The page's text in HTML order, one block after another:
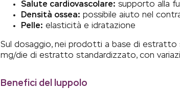
Salute cardiovascolare: supporto alla
Densità ossea: possibile aiuto nel
Pelle: elasticità e idratazione
Sul dosaggio, nei prodotti a base di
mg/die di estratto standardizzato, con
Benefici del luppolo